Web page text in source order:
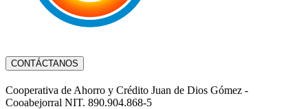
CONTÁCTANOS
Cooperativa de Ahorro y Crédito Juan de Dios Gómez -
Cooabejorral NIT. 890.904.868-5